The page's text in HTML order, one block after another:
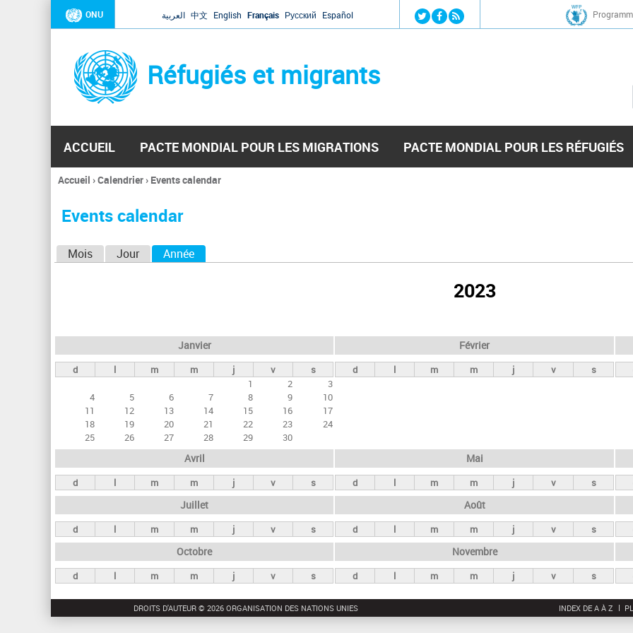
Jump to navigation
ONU العربية 中文 English Français Русский Español
Réfugiés et migrants
ACCUEIL PACTE MONDIAL POUR LES MIGRATIONS PACTE MONDIAL POUR LES RÉFUGIÉS
Vous
ici
Accueil ›Calendrier› Events calendar
Events calendar
e
t
s
n
c
i
p
a
x
Mois Jour Année
2023
Janvier
d l m m j v
s
1
2
3
4
5 6 7 8 9
10
11
12 13 14 15 16
17
18
19 20 21 22 23
24
25
26 27 28 29 30
Février
d l m m j v s
Avril
d l m m j v s
Mai
d l m m j v s
Juillet
d l m m j v s
Août
d l m m j v s
Octobre
d l m m j v s
Novembre
d l m m j v s
DROITS D'AUTEUR © 2026 ORGANISATION DES NATIONS UNIES INDEX DE A À Z